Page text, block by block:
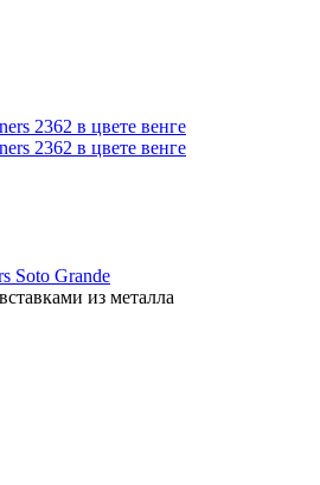
Soto Grande
из металла